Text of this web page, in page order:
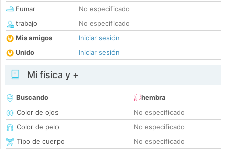
Fumar
No especificado
trabajo
No especificado
Mis amigos
Iniciar sesión
Unido
Iniciar sesión
Mi física y +
Buscando
hembra
Color de ojos
No especificado
Color de pelo
No especificado
Tipo de cuerpo
No especificado